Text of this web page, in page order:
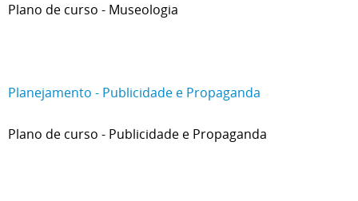
Plano de curso - Museologia
Planejamento - Publicidade e Propaganda
Plano de curso - Publicidade e Propaganda